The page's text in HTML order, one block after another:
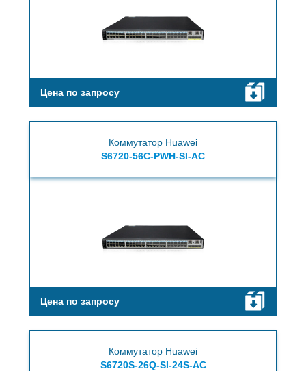
Цена по запросу
Коммутатор Huawei
S6720-56C-PWH-SI-AC
Цена по запросу
Коммутатор Huawei
S6720S-26Q-SI-24S-AC